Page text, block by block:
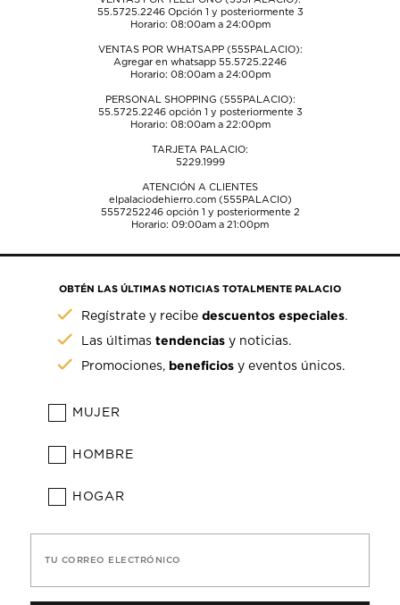
55.5725.2246Opción 1 y posteriormente 3
Horario: 08:00am a 24:00pm
VENTAS POR WHATSAPP (555PALACIO):
Agregar en whatsapp 55.5725.2246
Horario: 08:00am a 24:00pm
PERSONAL SHOPPING (555PALACIO):
55.5725.2246opción 1 y posteriormente 3
Horario: 08:00am a 22:00pm
TARJETA PALACIO:
5229.1999
ATENCIÓN A CLIENTES
elpalaciodehierro.com (555PALACIO)
5557252246opción 1 y posteriormente 2
Horario: 09:00am a 21:00pm
OBTÉN LAS ÚLTIMAS NOTICIAS TOTALMENTE PALACIO
Regístrate y recibedescuentos especiales.
Las últimastendencias y noticias.
Promociones, beneficios y eventos únicos.
MUJER
HOMBRE
HOGAR
TU CORREO ELECTRÓNICO